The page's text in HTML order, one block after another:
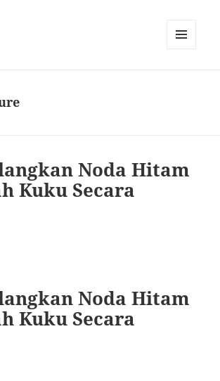
Noda Hitam
Kuku Secara
Noda Hitam
Kuku Secara